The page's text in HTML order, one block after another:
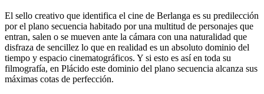
El sello creativo que identifica el cine de Berlanga es su predilección
por el plano secuencia habitado por una multitud de personajes que
entran, salen o se mueven ante la cámara con una naturalidad que
disfraza de sencillez lo que en realidad es un absoluto dominio del
tiempo y espacio cinematográficos. Y si esto es así en toda su
filmografía, en Plácido este dominio del plano secuencia alcanza sus
máximas cotas de perfección.